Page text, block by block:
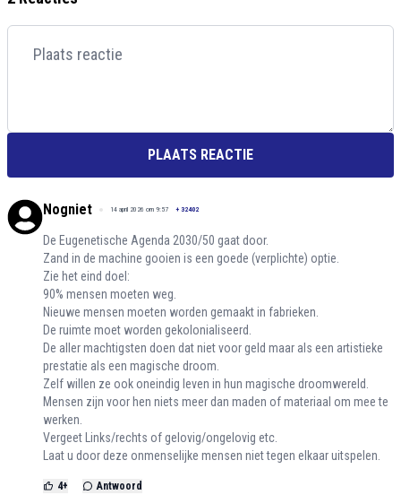
PLAATS REACTIE
Nogniet 14 april 2026 om 9:57 + 32402
De Eugenetische Agenda 2030/50 gaat door.
Zand in de machine gooien is een goede (verplichte) optie.
Zie het eind doel:
90% mensen moeten weg.
Nieuwe mensen moeten worden gemaakt in fabrieken.
De ruimte moet worden gekolonialiseerd.
De aller machtigsten doen dat niet voor geld maar als een artistieke
prestatie als een magische droom.
Zelf willen ze ook oneindig leven in hun magische droomwereld.
Mensen zijn voor hen niets meer dan maden of materiaal om mee te
werken.
Vergeet Links/rechts of gelovig/ongelovig etc.
Laat u door deze onmenselijke mensen niet tegen elkaar uitspelen.
4+ Antwoord